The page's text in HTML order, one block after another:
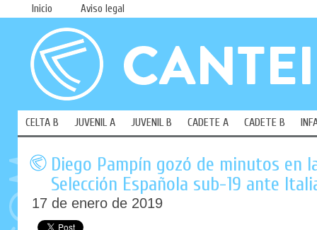
Inicio Aviso legal
CELTA B JUVENIL A JUVENIL B CADETE A CADETE B
Diego Pampín gozó de minutos en
Selección Española sub-19 ante
17 de enero de 2019